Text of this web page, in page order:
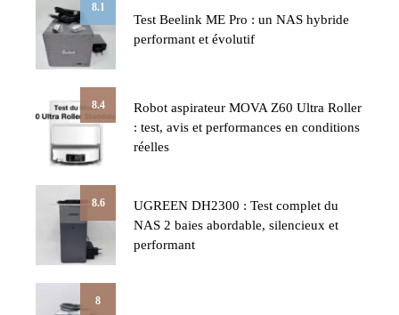
8.1
Test Beelink ME Pro : un NAS hybride
performant et évolutif
8.4
Robot aspirateur MOVA Z60 Ultra Roller
: test, avis et performances en conditions
réelles
8.6
UGREEN DH2300 : Test complet du
NAS 2 baies abordable, silencieux et
performant
8